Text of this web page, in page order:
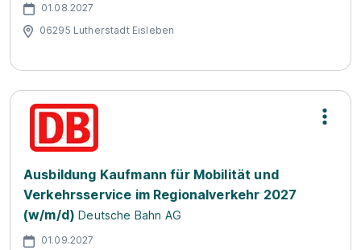
01.08.2027
06295 Lutherstadt Eisleben
Ausbildung Kaufmann für Mobilität und
Verkehrsservice im Regionalverkehr 2027
(w/m/d) Deutsche Bahn AG
01.09.2027